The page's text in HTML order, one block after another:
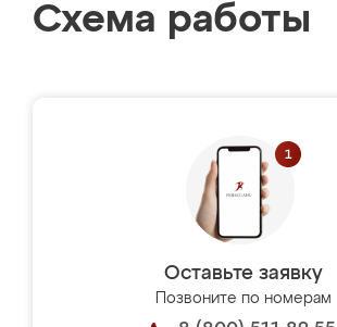
Схема работы
Оставьте заявку
Позвоните по номерам